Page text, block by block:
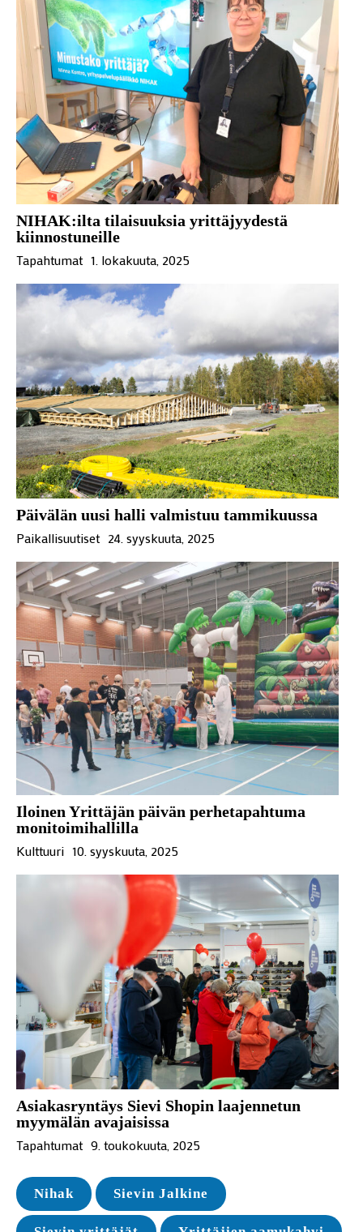
NIHAK:ilta tilaisuuksia yrittäjyydestä
kiinnostuneille
Tapahtumat 1. lokakuuta, 2025
Päivälän uusi halli valmistuu tammikuussa
Paikallisuutiset 24. syyskuuta, 2025
Iloinen Yrittäjän päivän perhetapahtuma
monitoimihallilla
Kulttuuri 10. syyskuuta, 2025
Asiakasryntäys Sievi Shopin laajennetun
myymälän avajaisissa
Tapahtumat 9. toukokuuta, 2025
Nihak Sievin Jalkine